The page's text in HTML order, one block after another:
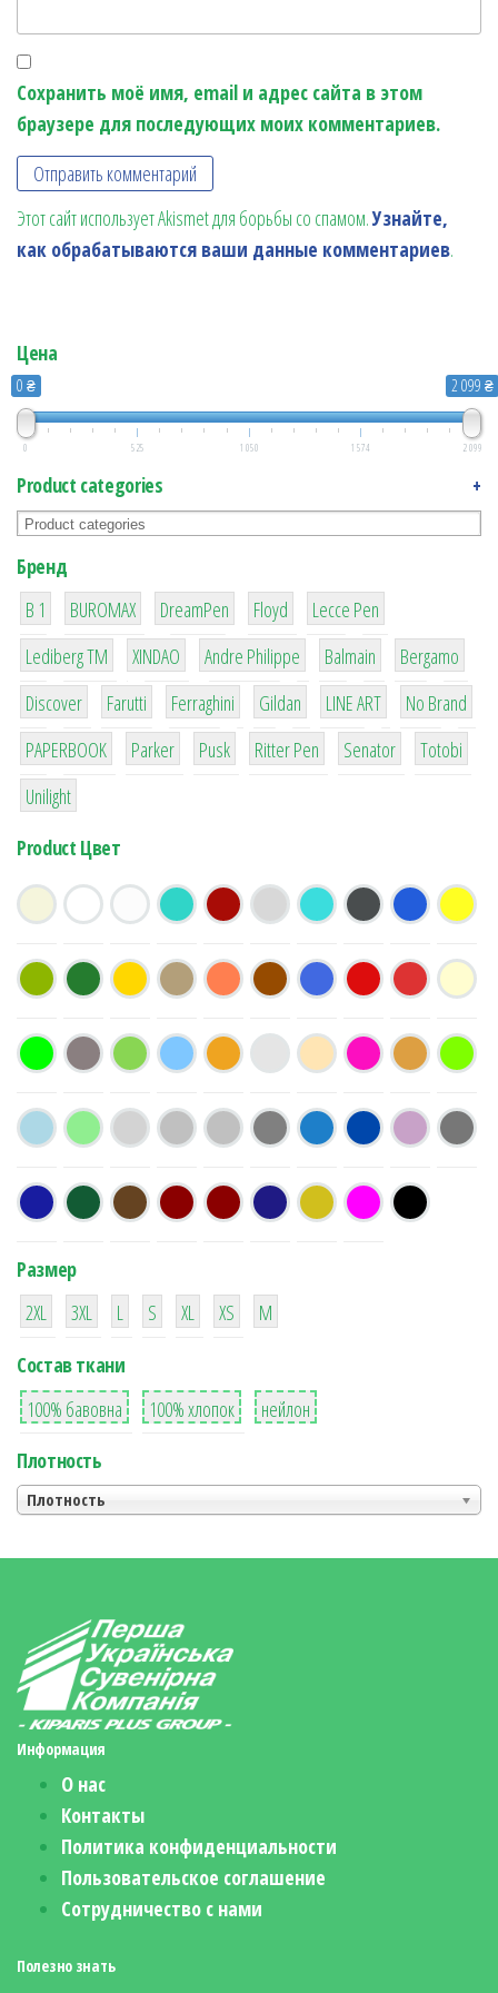
Сохранить моё имя, email и адрес сайта в этом
браузере для последующих моих комментариев.
Этот сайт использует Akismet для борьбы со спамом.Узнайте,
как обрабатываются ваши данные комментариев.
Цена
0 ₴ 2 099 ₴
0 525 1 050 1 574 2 099
Product categories +
Бренд
B 1
1
BUROMAX
1
DreamPen
2
Floyd
2
Lecce Pen
3
Lediberg ТМ
3
XINDAO
1
Andre Philippe
4
Balmain
26
Bergamo
64
Discover
299
Farutti
4
Ferraghini
42
Gildan
4
LINE ART
90
No Brand
8
PAPERBOOK
6
Parker
2
Pusk
22
Ritter Pen
15
Senator
43
Totobi
1
Unilight
Product Цвет
Размер
38
2XL
16
3XL
42
L
42
S
42
XL XS
М
Состав ткани
8
100% бавовна
36
100% хлопок
2
нейлон
Плотность
Плотность
Информация
О нас
Контакты
Политика конфиденциальности
Пользовательское соглашение
Сотрудничество с нами
Полезно знать